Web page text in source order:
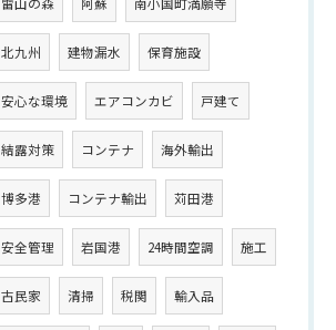
北九州 建物漏水 保育施設
安心な環境 エアコンカビ 戸建て
結露対策 コンテナ 海外輸出
博多港 コンテナ輸出 苅田港
安全管理 岩国港 24時間空調 施工
古民家 清掃 税関 輸入品